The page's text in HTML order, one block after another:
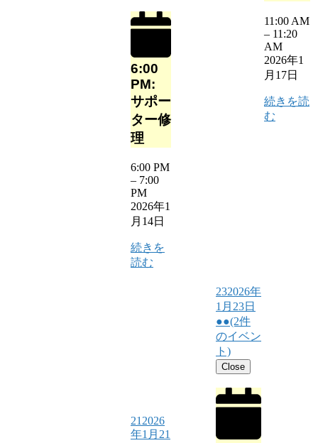
6:00
PM:
サポー
ター修
理
6:00 PM
– 7:00
PM
2026年1
月14日
続きを
読む
11:00 AM
– 11:20
AM
2026年1
月17日
続きを読
む
21 2026
年1月21
232026年
1月23日
●●(2件
のイベン
ト)
Close